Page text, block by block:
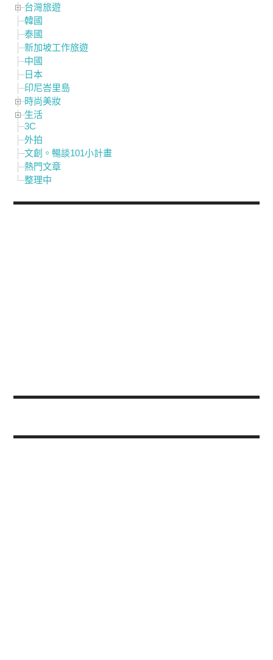
台灣旅遊
韓國
泰國
新加坡工作旅遊
中國
日本
印尼峇里島
時尚美妝
生活
3C
外拍
文創。暢談101小計畫
熱門文章
整理中